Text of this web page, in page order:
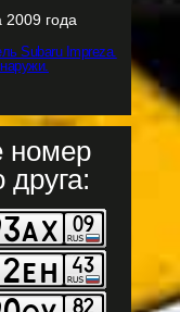
года
номер
друга: